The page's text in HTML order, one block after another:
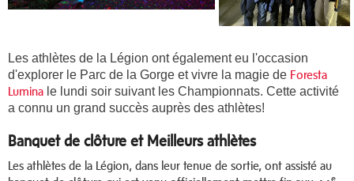
Les athlètes de la Légion ont également eu l'occasion
d'explorer le Parc de la Gorge et vivre la magie de Foresta
Lumina le lundi soir suivant les Championnats. Cette activité
a connu un grand succès auprès des athlètes!
Banquet de clôture et Meilleurs athlètes
Les athlètes de la Légion, dans leur tenue de sortie, ont assisté au
e